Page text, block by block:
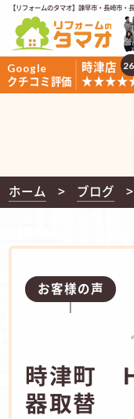
【リフォームのタマオ】諫早市・長崎市・
Google
クチコミ評価
時津店
ホーム ブログ
お客様の声
時津町
器取替